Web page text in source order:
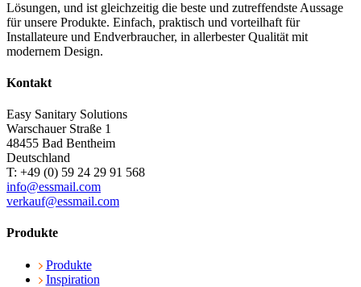
Lösungen, und ist gleichzeitig die beste und zutreffendste Aussage
für unsere Produkte. Einfach, praktisch und vorteilhaft für
Installateure und Endverbraucher, in allerbester Qualität mit
modernem Design.
Kontakt
Easy Sanitary Solutions
Warschauer Straße 1
48455 Bad Bentheim
Deutschland
T: +49 (0) 59 24 29 91 568
info@essmail.com
verkauf@essmail.com
Produkte
Produkte
Inspiration